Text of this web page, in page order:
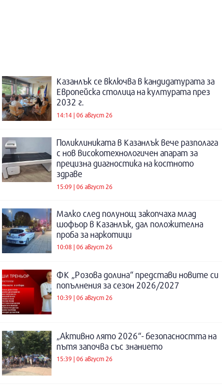
Казанлък се включва в кандидатурата за
Европейска столица на културата през
2032 г.
14:14 | 06 август 26
Поликлиниката в Казанлък вече разполага
с нов високотехнологичен апарат за
прецизна диагностика на костното
здраве
15:09 | 06 август 26
Малко след полунощ закопчаха млад
шофьор в Казанлък, дал положителна
проба за наркотици
10:08 | 06 август 26
ФК „Розова долина“ представи новите си
попълнения за сезон 2026/2027
10:39 | 06 август 26
„Активно лято 2026“- безопасността на
пътя започва със знанието
15:39 | 06 август 26